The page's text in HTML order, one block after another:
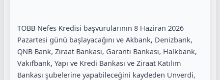
TOBB Nefes Kredisi başvurularının 8 Haziran 2026
Pazartesi günü başlayacağını ve Akbank, Denizbank,
QNB Bank, Ziraat Bankası, Garanti Bankası, Halkbank,
Vakıfbank, Yapı ve Kredi Bankası ve Ziraat Katılım
Bankası şubelerine yapabileceğini kaydeden Ünverdi,